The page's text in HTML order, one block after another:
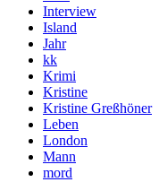
Interview
Island
Jahr
kk
Krimi
Kristine
Kristine Greßhöner
Leben
London
Mann
mord